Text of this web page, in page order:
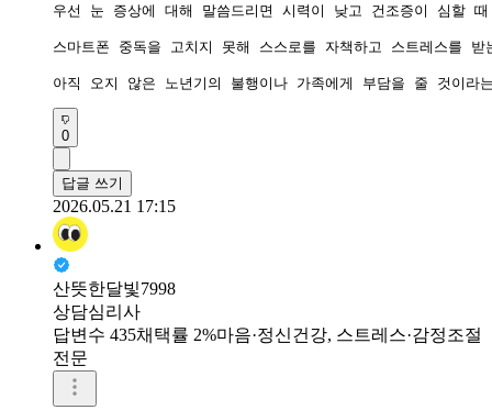
우선 눈 증상에 대해 말씀드리면 시력이 낮고 건조증이 심할
스마트폰 중독을 고치지 못해 스스로를 자책하고 스트레스를
아직 오지 않은 노년기의 불행이나 가족에게 부담을 줄 것이
0
답글 쓰기
2026.05.21 17:15
산뜻한달빛7998
상담심리사
답변수 435채택률 2%마음·정신건강, 스트레스·감정조절
전문